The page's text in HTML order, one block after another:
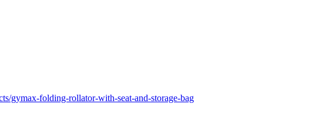
gymax-folding-rollator-with-seat-and-storage-bag